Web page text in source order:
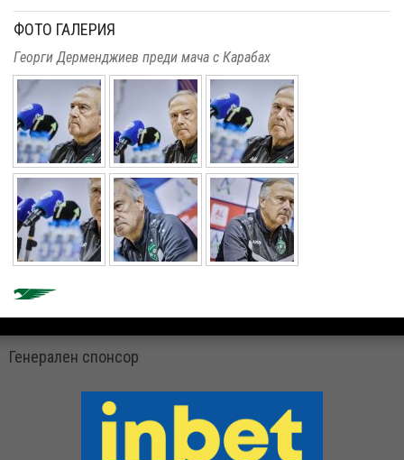
ФОТО ГАЛЕРИЯ
Георги Дерменджиев преди мача с Карабах
Генерален спонсор